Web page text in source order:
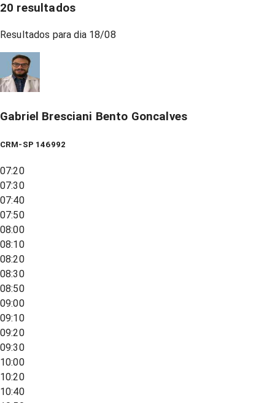
20 resultados
Resultados para dia 18/08
Gabriel Bresciani Bento Goncalves
CRM-SP 146992
07:20
07:30
07:40
07:50
08:00
08:10
08:20
08:30
08:50
09:00
09:10
09:20
09:30
10:00
10:20
10:40